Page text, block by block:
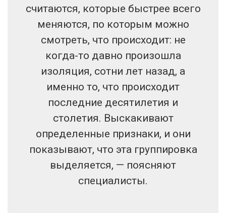
считаются, которые быстрее всего
меняются, по которым можно
смотреть, что происходит: не
когда-то давно произошла
изоляция, сотни лет назад, а
именно то, что происходит
последние десятилетия и
столетия. Выскакивают
определенные признаки, и они
показывают, что эта группировка
выделяется, — поясняют
специалисты.